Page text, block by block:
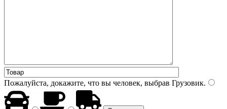
Пожалуйста, докажите, что вы человек, выбрав Грузовик.